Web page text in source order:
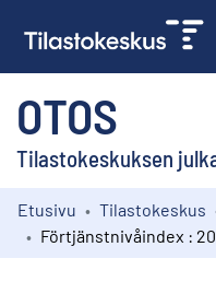
OTOS
Tilastokeskuksen
Kokoelmat
Etusivu Tilastokeskus